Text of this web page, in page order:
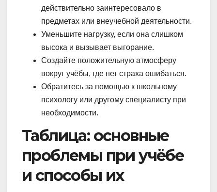
действительно заинтересовало в
предметах или внеучебной деятельности.
Уменьшите нагрузку, если она слишком
высока и вызывает выгорание.
Создайте положительную атмосферу
вокруг учёбы, где нет страха ошибаться.
Обратитесь за помощью к школьному
психологу или другому специалисту при
необходимости.
Таблица: основные
проблемы при учёбе
и способы их